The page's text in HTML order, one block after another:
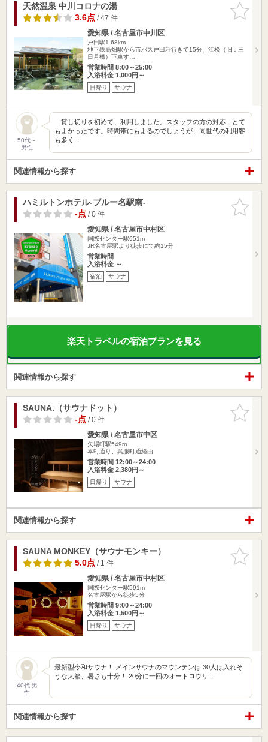
お気に入
りに追加
天然温泉 中川コロナの湯
3.6点/ 47 件
愛知県 / 名古屋市中川区
戸田駅1.68km
地下鉄高畑駅から市バス戸田荘行きで15分、江松（旧：三
日月橋）下車す…
営業時間 8:00～25:00
入浴料金 1,000円～
日帰り サウナ
50代～
男性
貸し切りを初めて、利用しました。スタッフの方の対応、とて
もよかったです。時間帯にもよるのでしょうが、同世代の利用客
も多く…
関連情報から探す
お気に入
りに追加
ハミルトンホテル-ブルー名駅南-
-点/ 0 件
愛知県 / 名古屋市中村区
国際センター駅651m
JR名古屋駅より徒歩にて約15分
営業時間
入浴料金 ～
宿泊 サウナ
楽天トラベルの宿泊プランを見る
関連情報から探す
お気に入
りに追加
SAUNA.（サウナドット）
-点/ 0 件
愛知県 / 名古屋市中区
矢場町駅549m
本町通り、呉服町通経由
営業時間 12:00～24:00
入浴料金 2,380円～
日帰り サウナ
関連情報から探す
お気に入
りに追加
SAUNA MONKEY（サウナモンキー）
5.0点/ 1 件
愛知県 / 名古屋市中村区
国際センター駅591m
名古屋駅から徒歩5分
営業時間 9:00～24:00
入浴料金 1,500円～
日帰り サウナ
40代 男
性
最新型令和サウナ！ メインサウナのマウンテンは 30人は入れそ
うな大箱、暑さも十分！ 20分に一回のオートロウリ…
関連情報から探す